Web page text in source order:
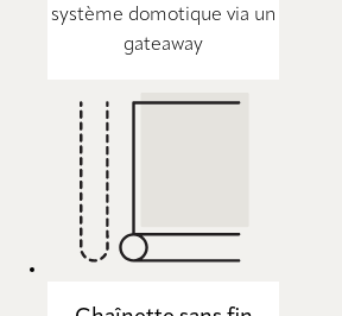
système domotique via un
gateaway